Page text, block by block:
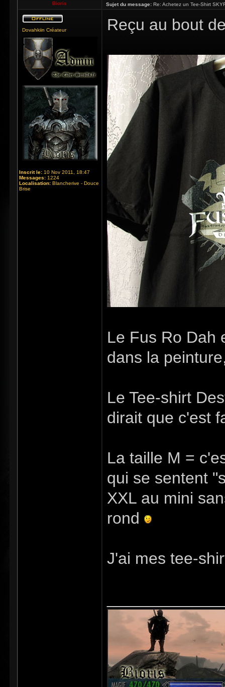
Bioris Sujet du message: Re: Achetez un Tee-Shirt
Dovahkiin Créateur
Inscrit le: 10 Nov 2011, 18:47
Messages: 1224
Localisation: Blancherive - Douce
Brise
Reçu au bout
Le Fus Ro Dah
dans la
Le Tee-shirt
dirait que c'est
La taille M =
qui se sentent
XXL au mini
rond
J'ai mes tee-